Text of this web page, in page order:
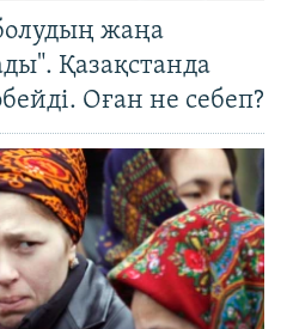
жаңа
Қазақстанда
Оған не себеп?